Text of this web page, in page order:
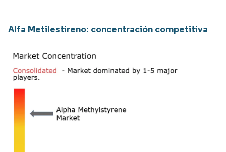
Alfa Metilestireno: concentración competitiva